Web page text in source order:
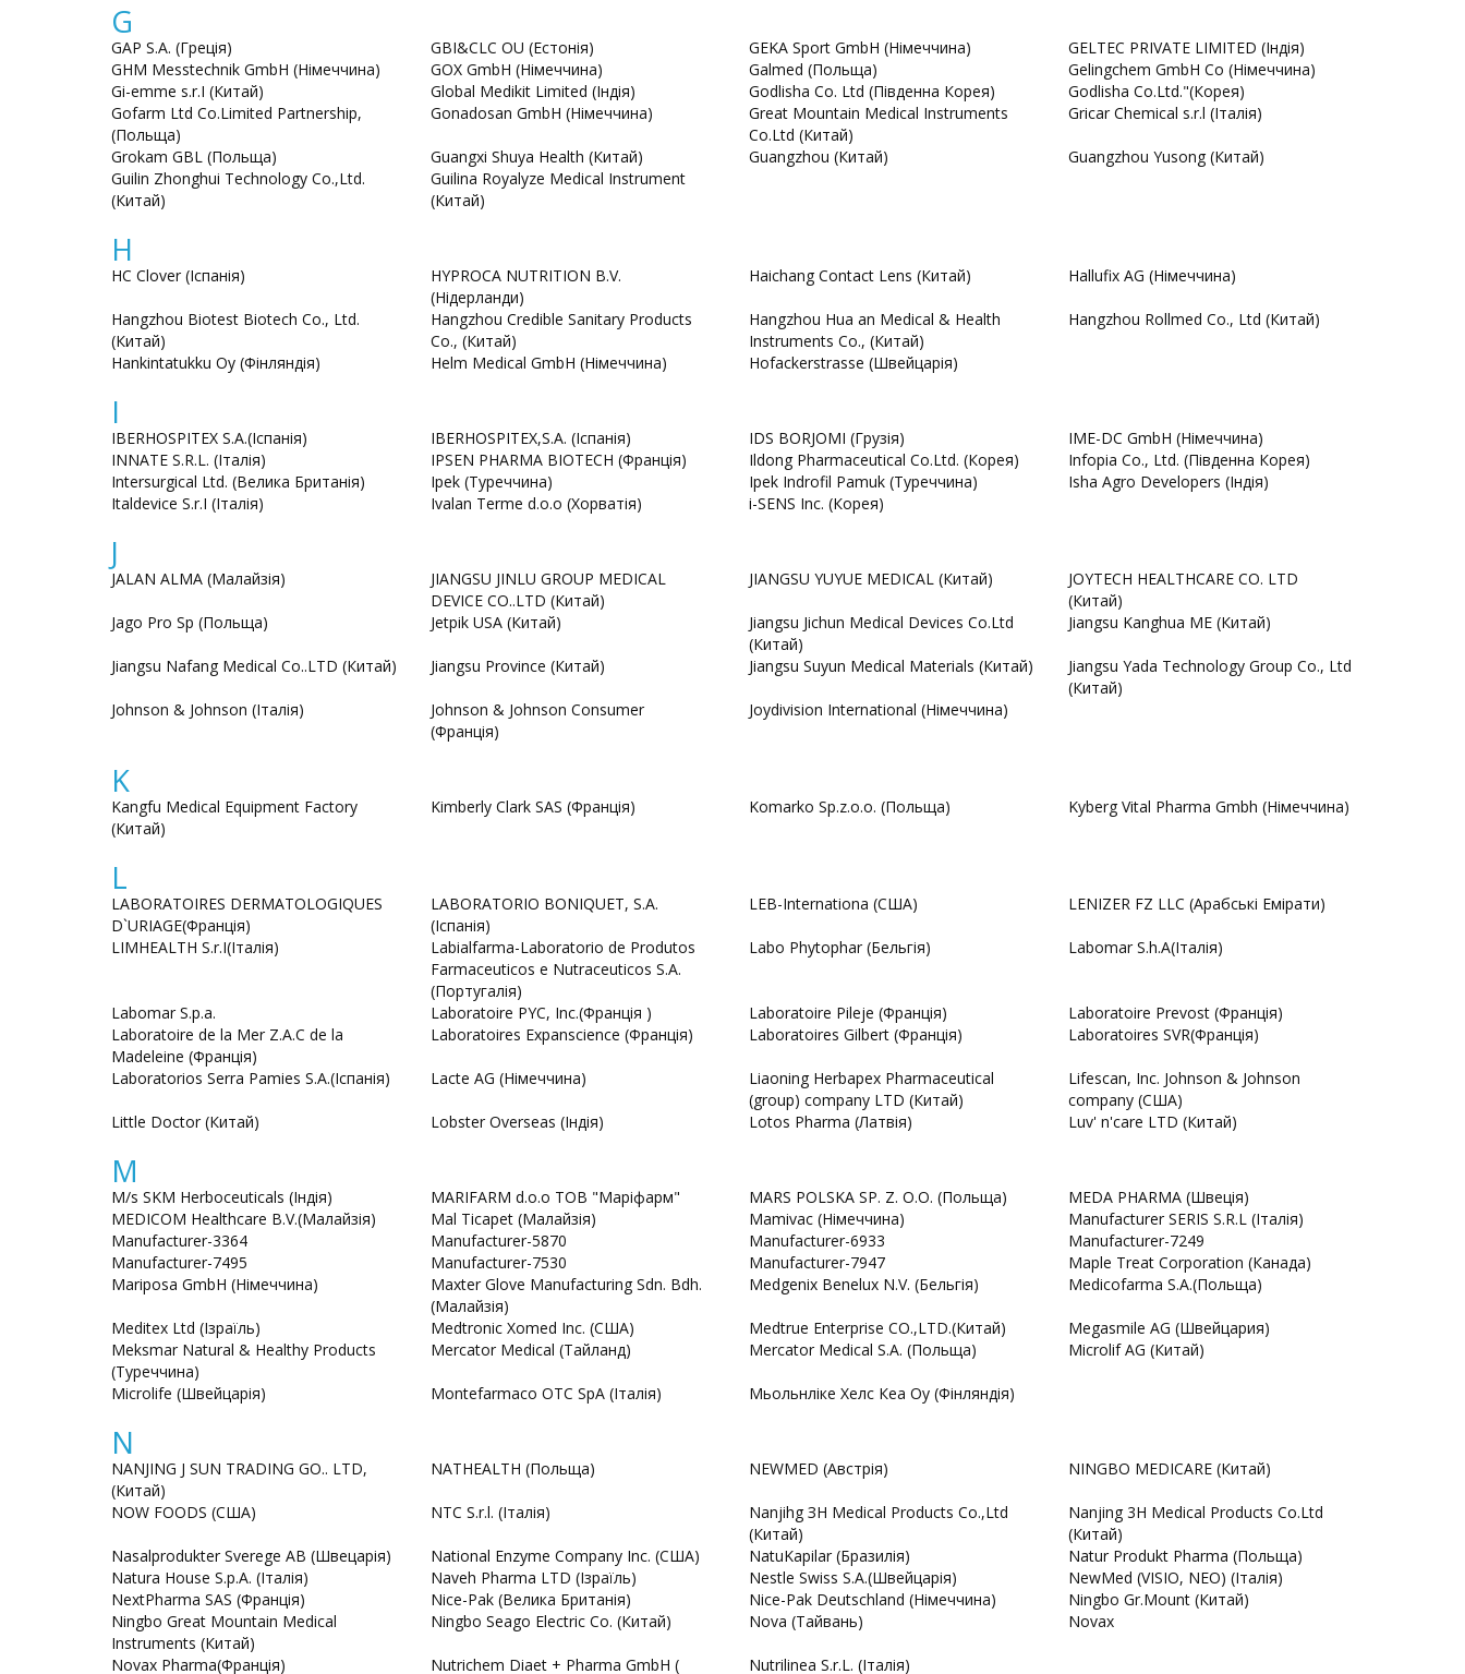
G
GAP S.A. (Греція) GBI&CLC OU (Естонія) GEKA Sport GmbH (Німеччина)
GELTEC PRIVATE LIMITED (Індія)
GHM Messtechnik GmbH (Німеччина)
GOX GmbH (Німеччина) Galmed (Польща)
Gelingchem GmbH Co (Німеччина)
Gi-emme s.r.I (Китай)
Global Medikit Limited (Індія) Godlisha Co. Ltd (Південна Корея)
Godlisha Co.Ltd."(Корея)
Gofarm Ltd Co.Limited Partnership,
(Польща)
Gonadosan GmbH (Німеччина)
Great Mountain Medical Instruments
Co.Ltd (Китай)
Gricar Chemical s.r.l (Італія)
Grokam GBL (Польща) Guangxi Shuya Health (Китай) Guangzhou (Китай)
Guangzhou Yusong (Китай)
Guilin Zhonghui Technology Co.,Ltd.
(Китай)
Guilina Royalyze Medical Instrument
(Китай)
H
HC Clover (Іспанія)
HYPROCA NUTRITION B.V.
(Нідерланди)
Haichang Contact Lens (Китай) Hallufix AG (Німеччина)
Hangzhou Biotest Biotech Co., Ltd.
(Китай)
Hangzhou Credible Sanitary Products
Co., (Китай)
Hangzhou Hua an Medical & Health
Instruments Co., (Китай)
Hangzhou Rollmed Co., Ltd (Китай)
Hankintatukku Oy (Фінляндія) Helm Medical GmbH (Німеччина) Hofackerstrasse (Швейцарія)
I
IBERHOSPITEX S.A.(Іспанія) IBERHOSPITEX,S.A. (Іспанія) IDS BORJOMI (Грузія)
IME-DC GmbH (Німеччина)
INNATE S.R.L. (Італія)
IPSEN PHARMA BIOTECH (Франція) Ildong Pharmaceutical Co.Ltd. (Корея)
Infopia Co., Ltd. (Південна Корея)
Intersurgical Ltd. (Велика Британія)
Ipek (Туреччина) Ipek Indrofil Pamuk (Туреччина)
Isha Agro Developers (Індія)
Italdevice S.r.I (Італія)
Ivalan Terme d.o.o (Хорватія) i-SENS Inc. (Корея)
J
JALAN ALMA (Малайзія)
JIANGSU JINLU GROUP MEDICAL
DEVICE CO..LTD (Китай)
JIANGSU YUYUE MEDICAL (Китай)
JOYTECH HEALTHCARE CO. LTD
(Китай)
Jago Pro Sp (Польща)
Jetpik USA (Китай)
Jiangsu Jichun Medical Devices Co.Ltd
(Китай)
Jiangsu Kanghua ME (Китай)
Jiangsu Nafang Medical Co..LTD (Китай) Jiangsu Province (Китай) Jiangsu Suyun Medical Materials (Китай)
Jiangsu Yada Technology Group Co., Ltd
(Китай)
Johnson & Johnson (Італія)
Johnson & Johnson Consumer
(Франція)
Joydivision International (Німеччина)
K
Kangfu Medical Equipment Factory
(Китай)
Kimberly Clark SAS (Франція) Komarko Sp.z.o.o. (Польща) Kyberg Vital Pharma Gmbh (Німеччина)
L
LABORATOIRES DERMATOLOGIQUES
D`URIAGE(Франція)
LABORATORIO BONIQUET, S.A.
(Іспанія)
LEB-Internationa (США) LENIZER FZ LLC (Арабські Емірати)
LIMHEALTH S.r.I(Італія)
Labialfarma-Laboratorio de Produtos
Farmaceuticos e Nutraceuticos S.A.
(Португалія)
Labo Phytophar (Бельгія) Labomar S.h.A(Італія)
Labomar S.p.a. Laboratoire PYC, Inc.(Франція ) Laboratoire Pileje (Франція)
Laboratoire Prevost (Франція)
Laboratoire de la Mer Z.A.C de la
Madeleine (Франція)
Laboratoires Expanscience (Франція) Laboratoires Gilbert (Франція) Laboratoires SVR(Франція)
Laboratorios Serra Pamies S.A.(Іспанія) Lacte AG (Німеччина)
Liaoning Herbapex Pharmaceutical
(group) company LTD (Китай)
Lifescan, Inc. Johnson & Johnson
company (США)
Little Doctor (Китай)
Lobster Overseas (Індія) Lotos Pharma (Латвія) Luv' n'care LTD (Китай)
M
M/s SKM Herboceuticals (Індія) MARIFARM d.o.o ТОВ "Маріфарм" MARS POLSKA SP. Z. O.O. (Польща)
MEDA PHARMA (Швеція)
MEDICOM Healthcare В.V.(Малайзія)
Mal Ticapet (Малайзія) Mamivac (Німеччина)
Manufacturer SERIS S.R.L (Італія)
Manufacturer-3364
Manufacturer-5870 Manufacturer-6933
Manufacturer-7249
Manufacturer-7495
Manufacturer-7530 Manufacturer-7947
Maple Treat Corporation (Канада)
Mariposa GmbH (Німеччина)
Maxter Glove Manufacturing Sdn. Bdh.
(Малайзія)
Medgenix Benelux N.V. (Бельгія) Medicofarma S.A.(Польща)
Meditex Ltd (Ізраїль) Medtronic Xomed Inc. (США) Medtrue Enterprise CO.,LTD.(Китай)
Megasmile AG (Швейцария)
Meksmar Natural & Healthy Products
(Туреччина)
Mercator Medical (Тайланд) Mercator Medical S.A. (Польща) Microlif AG (Китай)
Microlife (Швейцарія) Montefarmaco OTC SpA (Італія) Mьольнліке Хелс Кеа Оу (Фінляндія)
N
NANJING J SUN TRADING GO.. LTD,
(Китай)
NATHEALTH (Польща) NEWMED (Австрія) NINGBO MEDICARE (Китай)
NOW FOODS (CША) NTC S.r.l. (Італія)
Nanjihg ЗH Medical Products Co.,Ltd
(Китай)
Nanjing 3H Medical Products Co.Ltd
(Китай)
Nasalprodukter Sverege AB (Швецарія)
National Enzyme Company Inc. (США) NatuKapilar (Бразилія)
Natur Produkt Pharma (Польща)
Natura House S.p.А. (Італія)
Naveh Pharma LTD (Ізраїль) Nestle Swiss S.A.(Швейцарія)
NewMed (VISIO, NEO) (Італія)
NextPharma SAS (Франція)
Nice-Pak (Велика Британія) Nice-Pak Deutschland (Німеччина)
Ningbo Gr.Mount (Китай)
Ningbo Great Mountain Medical
Instruments (Китай)
Ningbo Seago Electric Co. (Китай) Nova (Тайвань) Novax
Novax Pharma(Франція) Nutrichem Diaet + Pharma GmbH ( Nutrilinea S.r.L. (Італія)